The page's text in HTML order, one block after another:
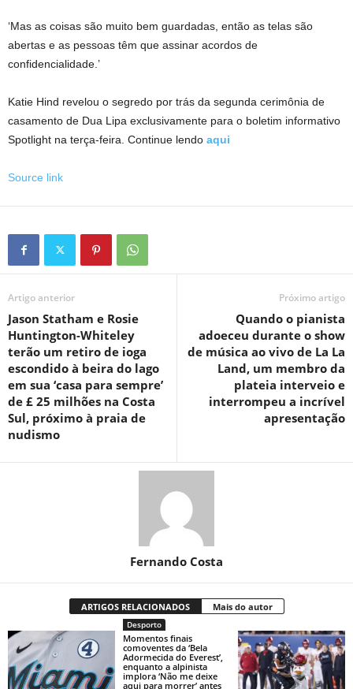
‘Mas as coisas são muito bem guardadas, então as telas são
abertas e as pessoas têm que assinar acordos de
confidencialidade.’
Katie Hind revelou o segredo por trás da segunda cerimônia de
casamento de Dua Lipa exclusivamente para o boletim informativo
Spotlight na terça-feira. Continue lendo aqui
Source link
Artigo anterior
Jason Statham e Rosie
Huntington-Whiteley
terão um retiro de ioga
escondido à beira do lago
em sua ‘casa para sempre’
de £ 25 milhões na Costa
Sul, próximo à praia de
nudismo
Próximo artigo
Quando o pianista
adoeceu durante o show
de música ao vivo de La La
Land, um membro da
plateia interveio e
interrompeu a incrível
apresentação
Fernando Costa
ARTIGOS RELACIONADOS Mais do autor
Desporto
Momentos finais
comoventes da ‘Bela
Adormecida do Everest’,
enquanto a alpinista
implora ‘Não me deixe
aqui para morrer’ antes